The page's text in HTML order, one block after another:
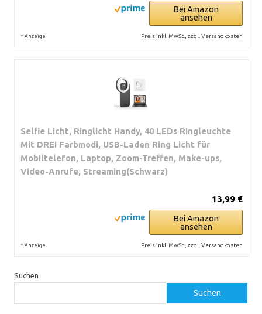
Bei Amazon
ansehen
* Anzeige Preis inkl. MwSt., zzgl. Versandkosten
Selfie Licht, Ringlicht Handy, 40 LEDs Ringleuchte
Mit DREI Farbmodi, USB-Laden Ring Licht für
Mobiltelefon, Laptop, Zoom-Treffen, Make-ups,
Video-Anrufe, Streaming(Schwarz)
13,99 €
Bei Amazon
ansehen
* Anzeige Preis inkl. MwSt., zzgl. Versandkosten
Suchen
Suchen